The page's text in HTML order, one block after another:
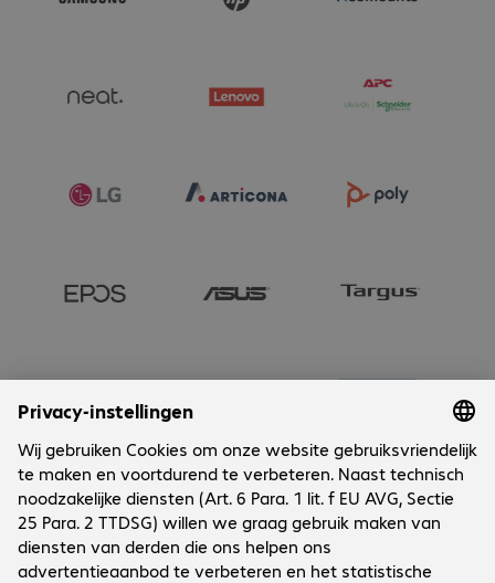
Onderneming